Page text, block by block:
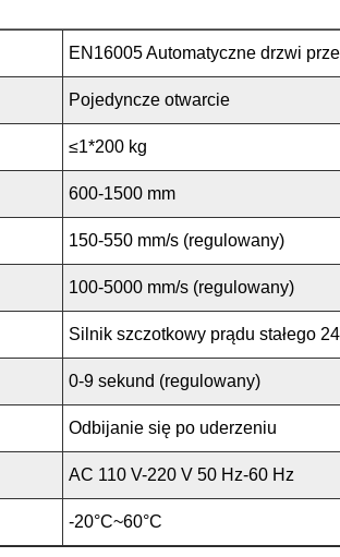
EN16005 Automatyczne drzwi
Pojedyncze otwarcie
≤1*200 kg
600-1500 mm
150-550 mm/s (regulowany)
100-5000 mm/s (regulowany)
Silnik szczotkowy prądu stałego
0-9 sekund (regulowany)
Odbijanie się po uderzeniu
AC 110 V-220 V 50 Hz-60 Hz
-20°C~60°C